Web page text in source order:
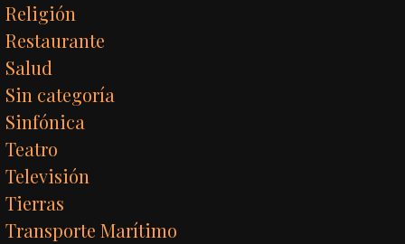
Religión
Restaurante
Salud
Sin categoría
Sinfónica
Teatro
Televisión
Tierras
Transporte Marítimo